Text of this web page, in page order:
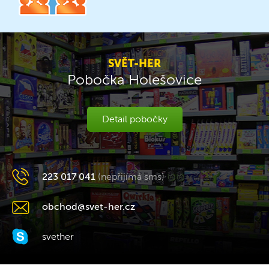
SVĚT-HER
Pobočka Holešovice
Detail pobočky
223 017 041 (nepřijímá sms)
obchod@svet-her.cz
svether